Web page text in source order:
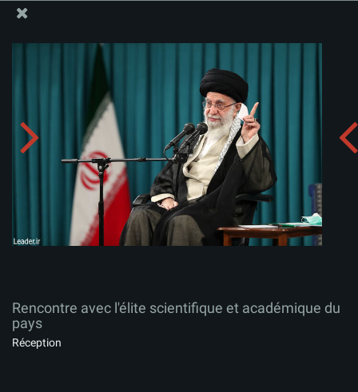
Rencontre avec l'élite scientifique et académique du
pays
Télécharger l'album:
Rencontre avec l'élite scientifique et académique du
pays
Réception